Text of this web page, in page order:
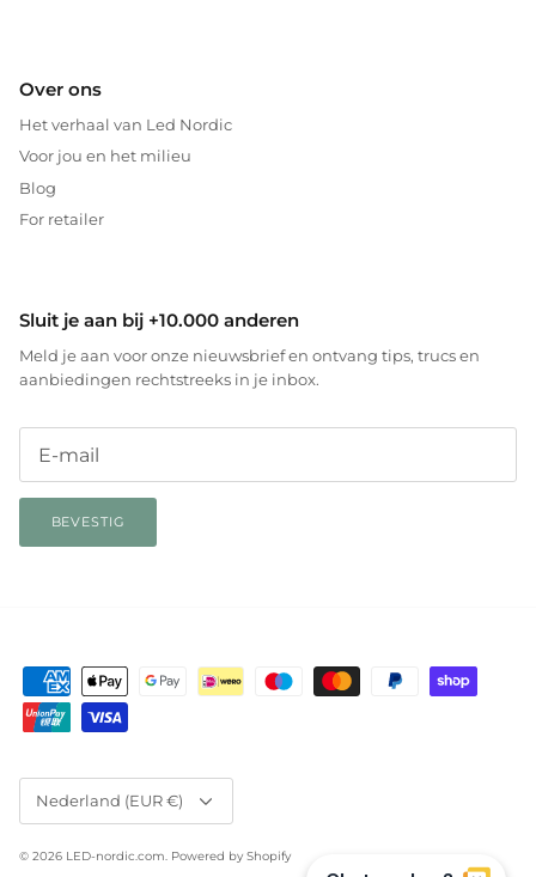
Over ons
Het verhaal van Led Nordic
Voor jou en het milieu
Blog
For retailer
Sluit je aan bij +10.000 anderen
Meld je aan voor onze nieuwsbrief en ontvang tips, trucs en
aanbiedingen rechtstreeks in je inbox.
BEVESTIG
Valuta
Nederland (EUR €)
© 2026 LED-nordic.com. Powered by Shopify